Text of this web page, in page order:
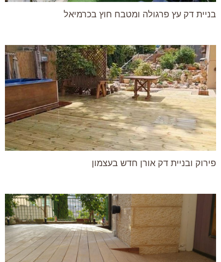
בניית דק עץ פרגולה ומטבח חוץ בכרמיאל
פירוק ובניית דק אורן חדש בעצמון